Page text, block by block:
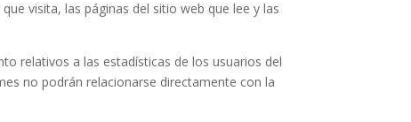
visita, las páginas del sitio web que lee y las
relativos a las estadísticas de los usuarios del
no podrán relacionarse directamente con la